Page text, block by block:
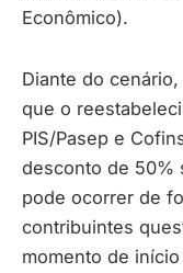
Econômico).
Diante do
que o
PIS/Pasep e
desconto de 50%
pode ocorrer de
contribuintes
momento de